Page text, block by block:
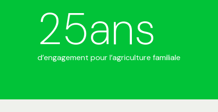
d’engagement pour l’agriculture familiale
25ans